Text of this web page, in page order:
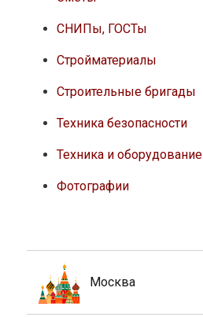
СНИПы, ГОСТы
Стройматериалы
Строительные бригады
Техника безопасности
Техника и оборудование
Фотографии
Москва